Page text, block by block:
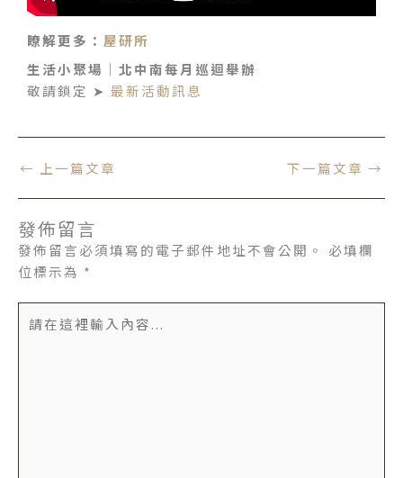
瞭解更多： 屋研所
生活小聚場 ｜ 北中南每月巡迴舉辦
敬請鎖定 ➤ 最新活動訊息
← 上一篇文章 下一篇文章 →
發佈留言
發佈留言必須填寫的電子郵件地址不會公開。
必填欄
位標示為 *
在